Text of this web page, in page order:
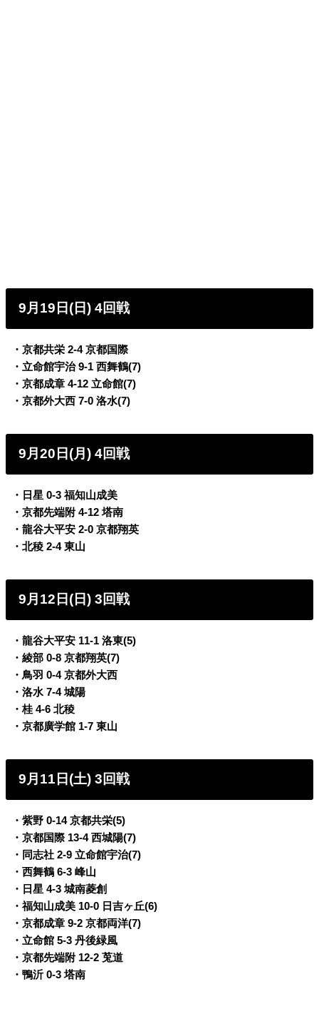
9月19日(日) 4回戦
・京都共栄 2-4 京都国際
・立命館宇治 9-1 西舞鶴(7)
・京都成章 4-12 立命館(7)
・京都外大西 7-0 洛水(7)
9月20日(月) 4回戦
・日星 0-3 福知山成美
・京都先端附 4-12 塔南
・龍谷大平安 2-0 京都翔英
・北稜 2-4 東山
9月12日(日) 3回戦
・龍谷大平安 11-1 洛東(5)
・綾部 0-8 京都翔英(7)
・鳥羽 0-4 京都外大西
・洛水 7-4 城陽
・桂 4-6 北稜
・京都廣学館 1-7 東山
9月11日(土) 3回戦
・紫野 0-14 京都共栄(5)
・京都国際 13-4 西城陽(7)
・同志社 2-9 立命館宇治(7)
・西舞鶴 6-3 峰山
・日星 4-3 城南菱創
・福知山成美 10-0 日吉ヶ丘(6)
・京都成章 9-2 京都両洋(7)
・立命館 5-3 丹後緑風
・京都先端附 12-2 莵道
・鴨沂 0-3 塔南